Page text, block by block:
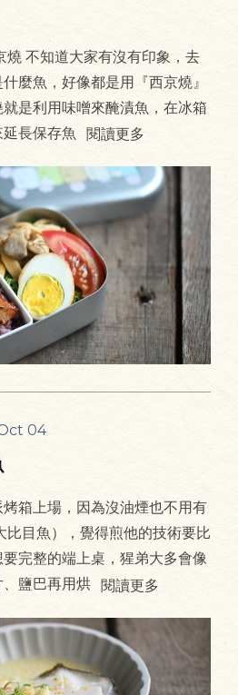
不知道大家有沒有印象，去
麼魚，好像都是用『西京燒』
是利用味噌來醃漬魚，在冰箱
長保存魚 閱讀更多
04
箱上場，因為沒油煙也不用有
比目魚），覺得煎他的技術要比
完整的端上桌，猩弟大多會像
鹽巴再用烘 閱讀更多